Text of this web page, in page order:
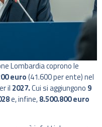
Lombardia coprono le
euro(41.600 per ente) nel
il 2027.Cui si aggiungono 9
e, infine,8.500.800 euro